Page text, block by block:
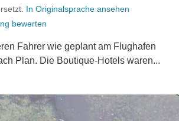
In Originalsprache ansehen
bewerten
Fahrer wie geplant am Flughafen
Plan. Die Boutique-Hotels waren...